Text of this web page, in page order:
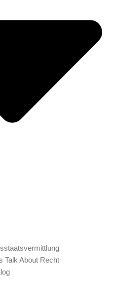
Talk About Recht